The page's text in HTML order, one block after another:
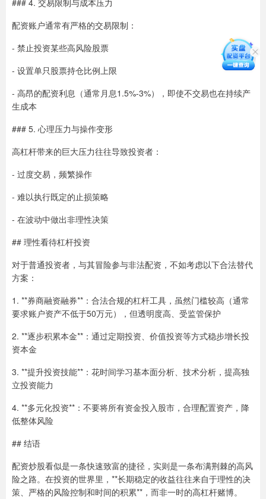
### 4. 交易限制与成本压力
配资账户通常有严格的交易限制：
- 禁止投资某些高风险股票
- 设置单只股票持仓比例上限
- 高昂的配资利息（通常月息1.5%-3%），即使不交易也在持续产
生成本
### 5. 心理压力与操作变形
高杠杆带来的巨大压力往往导致投资者：
- 过度交易，频繁操作
- 难以执行既定的止损策略
- 在波动中做出非理性决策
## 理性看待杠杆投资
对于普通投资者，与其冒险参与非法配资，不如考虑以下合法替代
方案：
1. **券商融资融券**：合法合规的杠杆工具，虽然门槛较高（通常
要求账户资产不低于50万元），但透明度高、受监管保护
2. **逐步积累本金**：通过定期投资、价值投资等方式稳步增长投
资本金
3. **提升投资技能**：花时间学习基本面分析、技术分析，提高独
立投资能力
4. **多元化投资**：不要将所有资金投入股市，合理配置资产，降
低整体风险
## 结语
配资炒股看似是一条快速致富的捷径，实则是一条布满荆棘的高风
险之路。在投资的世界里，**长期稳定的收益往往来自于理性的决
策、严格的风险控制和时间的积累**，而非一时的高杠杆赌博。